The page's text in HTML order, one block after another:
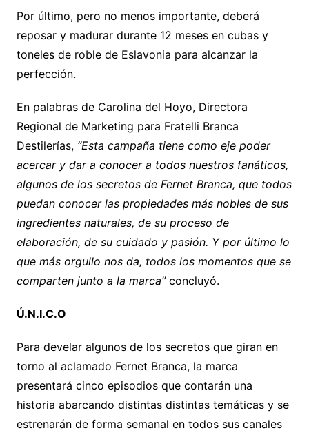
Por último, pero no menos importante, deberá
reposar y madurar durante 12 meses en cubas y
toneles de roble de Eslavonia para alcanzar la
perfección.
En palabras de Carolina del Hoyo, Directora
Regional de Marketing para Fratelli Branca
Destilerías, “Esta campaña tiene como eje poder
acercar y dar a conocer a todos nuestros fanáticos,
algunos de los secretos de Fernet Branca, que todos
puedan conocer las propiedades más nobles de sus
ingredientes naturales, de su proceso de
elaboración, de su cuidado y pasión. Y por último lo
que más orgullo nos da, todos los momentos que se
comparten junto a la marca” concluyó.
Ú.N.I.C.O
Para develar algunos de los secretos que giran en
torno al aclamado Fernet Branca, la marca
presentará cinco episodios que contarán una
historia abarcando distintas distintas temáticas y se
estrenarán de forma semanal en todos sus canales